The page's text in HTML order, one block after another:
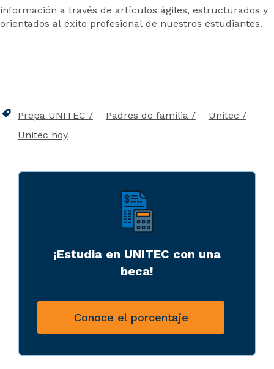
información a través de artículos ágiles, estructurados y
orientados al éxito profesional de nuestros estudiantes.
Prepa UNITEC Padres de familia
Unitec
Unitec hoy
¡Estudia en UNITEC con una
beca!
Conoce el porcentaje